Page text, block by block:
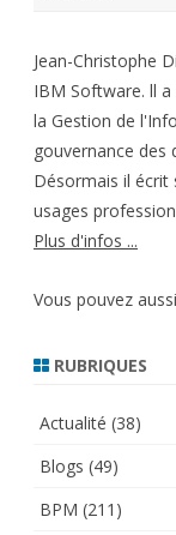
Jean-Christophe
IBM Software. ll
la Gestion de
gouvernance des
Désormais il écrit
usages
Plus d'infos ...
Vous pouvez
RUBRIQUES
Actualité (38)
Blogs (49)
BPM (211)